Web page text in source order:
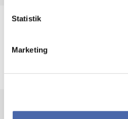
Statistik
Marketing